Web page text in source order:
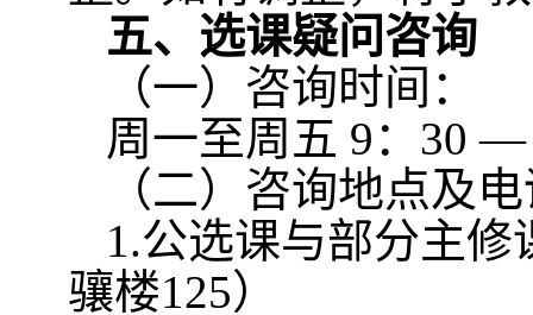
五、选课疑问咨询
（一）咨询时间：
周一至周五 9： 30—
（二）咨询地点及
1.公选课与部分主修
骧楼125）